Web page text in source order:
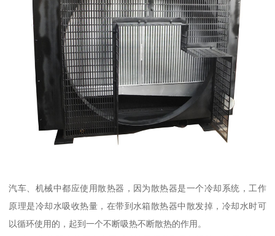
汽车、机械中都应使用散热器，因为散热器是一个冷却系统，工作
原理是冷却水吸收热量，在带到水箱散热器中散发掉，冷却水时可
以循环使用的，起到一个不断吸热不断散热的作用。